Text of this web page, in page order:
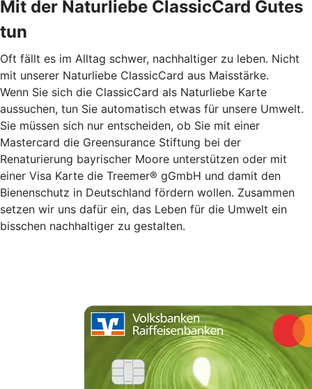
Mit der Naturliebe ClassicCard Gutes
tun
Oft fällt es im Alltag schwer, nachhaltiger zu leben. Nicht
mit unserer Naturliebe ClassicCard aus Maisstärke.
Wenn Sie sich die ClassicCard als Naturliebe Karte
aussuchen, tun Sie automatisch etwas für unsere Umwelt.
Sie müssen sich nur entscheiden, ob Sie mit einer
Mastercard die Greensurance Stiftung bei der
Renaturierung bayrischer Moore unterstützen oder mit
einer Visa Karte die Treemer® gGmbH und damit den
Bienenschutz in Deutschland fördern wollen. Zusammen
setzen wir uns dafür ein, das Leben für die Umwelt ein
bisschen nachhaltiger zu gestalten.